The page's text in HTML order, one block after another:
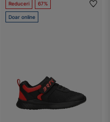
Reduceri 67%
Doar online